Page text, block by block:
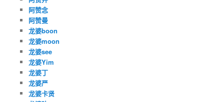
阿赞念
阿赞曼
龙婆boon
龙婆moon
龙婆see
龙婆Yim
龙婆丁
龙婆严
龙婆卡贤